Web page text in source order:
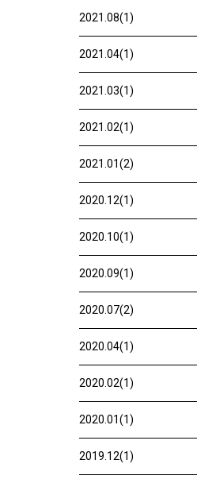
2021.08(1)
2021.04(1)
2021.03(1)
2021.02(1)
2021.01(2)
2020.12(1)
2020.10(1)
2020.09(1)
2020.07(2)
2020.04(1)
2020.02(1)
2020.01(1)
2019.12(1)